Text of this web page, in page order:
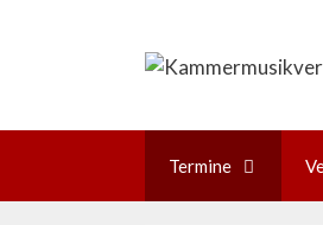
Termine